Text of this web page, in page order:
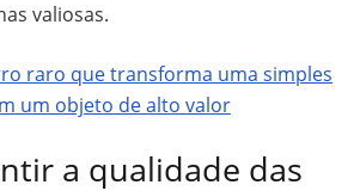
valiosas.
raro que transforma uma simples
um objeto de alto valor
a qualidade das